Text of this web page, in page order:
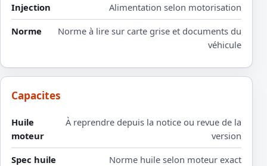
Injection
Alimentation selon motorisation
Norme
Norme à lire sur carte grise et documents du
véhicule
Capacites
Huile
moteur
À reprendre depuis la notice ou revue de la
version
Spec huile
Norme huile selon moteur exact